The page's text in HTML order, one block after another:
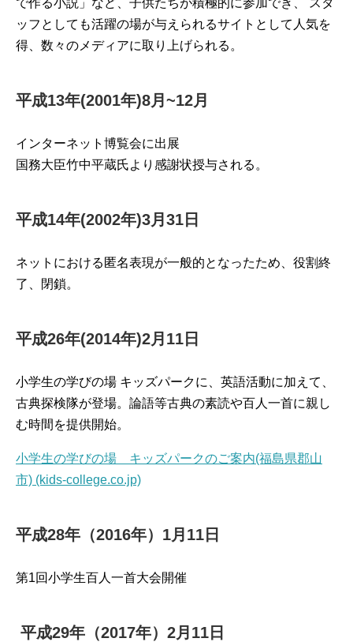
で作る小説」など、子供たちが積極的に参加でき、 スタ
ッフとしても活躍の場が与えられるサイトとして人気を
得、数々のメディアに取り上げられる。
平成13年(2001年)8月~12月
インターネット博覧会に出展
国務大臣竹中平蔵氏より感謝状授与される。
平成14年(2002年)3月31日
ネットにおける匿名表現が一般的となったため、役割終
了、閉鎖。
平成26年(2014年)2月11日
小学生の学びの場 キッズパークに、英語活動に加えて、
古典探検隊が登場。論語等古典の素読や百人一首に親し
む時間を提供開始。
小学生の学びの場 キッズパークのご案内(福島県郡山
市) (kids-college.co.jp)
平成28年（2016年）1月11日
第1回小学生百人一首大会開催
平成29年（2017年）2月11日